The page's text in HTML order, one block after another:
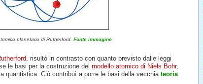
planetario di Rutherford. Fonte immagine
, risultò in contrasto con quanto previsto dalle leggi
le basi per la costruzione del modello atomico di Niels Bohr,
quantistica. Ciò contribuì a porre le basi della vecchia teoria